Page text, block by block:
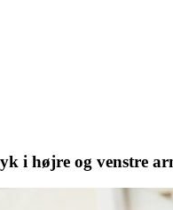
i højre og venstre